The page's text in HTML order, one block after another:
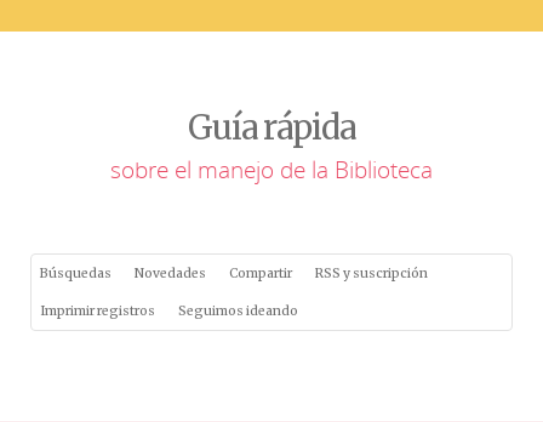
Guía rápida
sobre el manejo de la Biblioteca
Búsquedas Novedades Compartir RSS y suscripción
Imprimir registros Seguimos ideando